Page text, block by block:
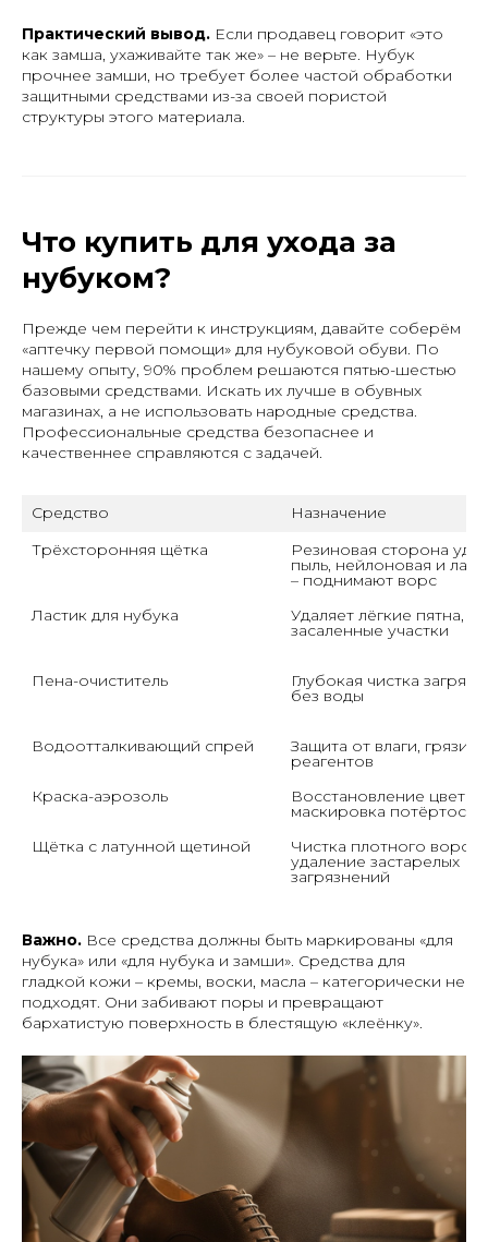
Практический вывод. Если продавец говорит «это
как замша, ухаживайте так же» – не верьте. Нубук
прочнее замши, но требует более частой обработки
защитными средствами из-за своей пористой
структуры этого материала.
Что купить для ухода за
нубуком?
Прежде чем перейти к инструкциям, давайте соберём
«аптечку первой помощи» для нубуковой обуви. По
нашему опыту, 90% проблем решаются пятью-шестью
базовыми средствами. Искать их лучше в обувных
магазинах, а не использовать народные средства.
Профессиональные средства безопаснее и
качественнее справляются с задачей.
Средство
Назначение
Трёхсторонняя щётка
Резиновая сторона
пыль, нейлоновая и
– поднимают ворс
Ластик для нубука
Удаляет лёгкие пятна,
засаленные участки
Пена-очиститель Глубокая чистка
без воды
Водоотталкивающий спрей Защита от влаги, грязи,
реагентов
Краска-аэрозоль
Восстановление цвета,
маскировка
Щётка с латунной щетиной
Чистка плотного ворса,
удаление застарелых
загрязнений
Важно. Все средства должны быть маркированы «для
нубука» или «для нубука и замши». Средства для
гладкой кожи – кремы, воски, масла – категорически не
подходят. Они забивают поры и превращают
бархатистую поверхность в блестящую «клеёнку».